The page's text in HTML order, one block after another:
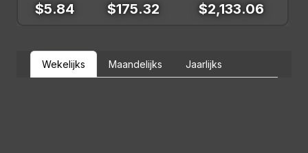
$5.84 $175.32 $2,133.06
Wekelijks Maandelijks Jaarlijks